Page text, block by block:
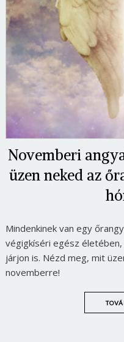
Novemberi
üzen neked az
Mindenkinek van egy
végigkíséri egész
járjon is. Nézd meg, mit
novemberre!